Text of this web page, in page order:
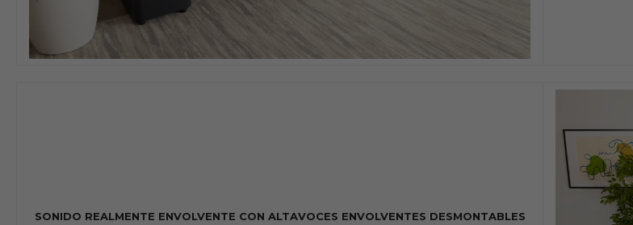
SONIDO REALMENTE ENVOLVENTE CON ALTAVOCES ENVOLVENTES DESMONTABLES